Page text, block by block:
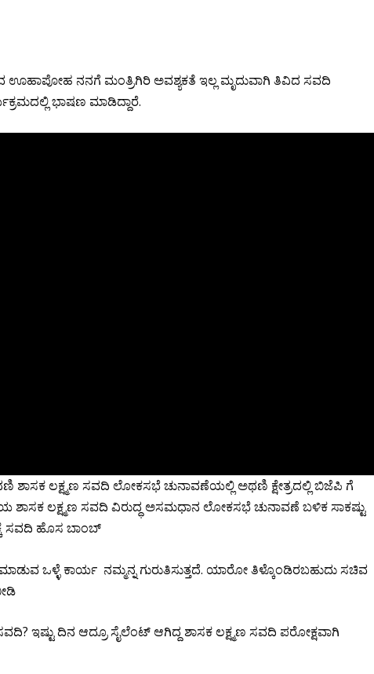
ಊಹಾಪೋಹ ನನಗೆ ಮಂತ್ರಿಗಿರಿ ಅವಶ್ಯಕತೆ ಇಲ್ಲ ಮೃದುವಾಗಿ ತಿವಿದ ಸವದಿ
ಭಾಷಣ ಮಾಡಿದ್ದಾರೆ.
ಲಕ್ಷ್ಮಣ ಸವದಿ ಲೋಕಸಭೆ ಚುನಾವಣೆಯಲ್ಲಿ ಅಥಣಿ ಕ್ಷೇತ್ರದಲ್ಲಿ ಬಿಜೆಪಿ ಗೆ
ಶಾಸಕ ಲಕ್ಷ್ಮಣ ಸವದಿ ವಿರುದ್ಧ ಅಸಮಧಾನ ಲೋಕಸಭೆ ಚುನಾವಣೆ ಬಳಿಕ ಸಾಕಷ್ಟು
ಸವದಿ ಹೊಸ ಬಾಂಬ್
ಮಾಡುವ ಒಳ್ಳೆ ಕಾರ್ಯ ನಮ್ಮನ್ನ ಗುರುತಿಸುತ್ತದೆ. ಯಾರೋ ತಿಳ್ಕೊಂಡಿರಬಹುದು ಸಚಿವ
ಇಷ್ಟು ದಿನ ಆದ್ರೂ ಸೈಲೆಂಟ್ ಆಗಿದ್ದ ಶಾಸಕ ಲಕ್ಷ್ಮಣ ಸವದಿ ಪರೋಕ್ಷವಾಗಿ